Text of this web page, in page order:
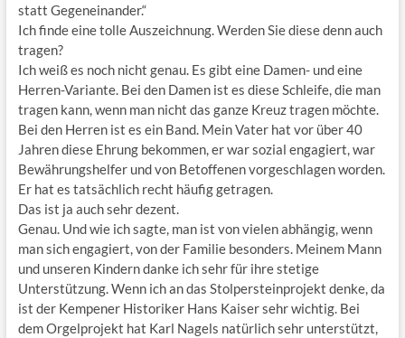
statt Gegeneinander.“
Ich finde eine tolle Auszeichnung. Werden Sie diese denn auch
tragen?
Ich weiß es noch nicht genau. Es gibt eine Damen- und eine
Herren-Variante. Bei den Damen ist es diese Schleife, die man
tragen kann, wenn man nicht das ganze Kreuz tragen möchte.
Bei den Herren ist es ein Band. Mein Vater hat vor über 40
Jahren diese Ehrung bekommen, er war sozial engagiert, war
Bewährungshelfer und von Betoffenen vorgeschlagen worden.
Er hat es tatsächlich recht häufig getragen.
Das ist ja auch sehr dezent.
Genau. Und wie ich sagte, man ist von vielen abhängig, wenn
man sich engagiert, von der Familie besonders. Meinem Mann
und unseren Kindern danke ich sehr für ihre stetige
Unterstützung. Wenn ich an das Stolpersteinprojekt denke, da
ist der Kempener Historiker Hans Kaiser sehr wichtig. Bei
dem Orgelprojekt hat Karl Nagels natürlich sehr unterstützt,